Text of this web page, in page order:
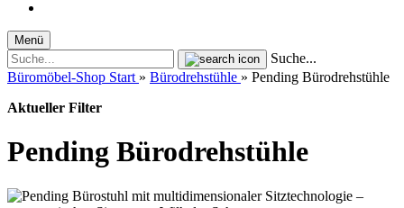
Menü
Suche...
Büromöbel-Shop Start » Bürodrehstühle » Pending Bürodrehstühle
Aktueller Filter
Pending Bürodrehstühle